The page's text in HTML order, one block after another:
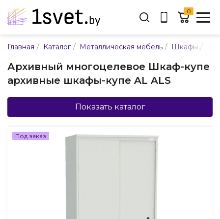
Адрес:
Время работы:
Пн-пт с 9:00 до 17:30
E-mail:
info@mpsnab.by
0
Главная / Каталог / Металлическая мебель / Шкафы /
Архивный многоцелевое Шкаф-купе
архивные шкафы-купе AL ALS
Показать каталог
Под заказ